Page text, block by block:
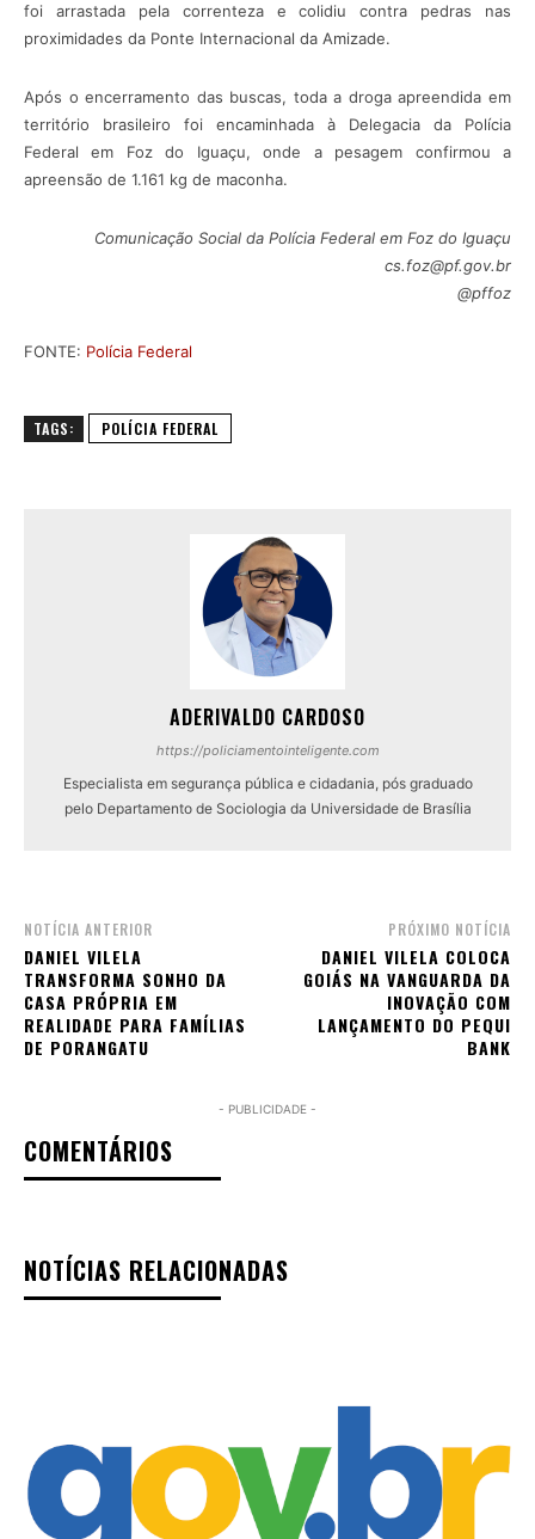
foi arrastada pela correnteza e colidiu contra pedras nas
proximidades da Ponte Internacional da Amizade.
Após o encerramento das buscas, toda a droga apreendida em
território brasileiro foi encaminhada à Delegacia da Polícia
Federal em Foz do Iguaçu, onde a pesagem confirmou a
apreensão de 1.161 kg de maconha.
Comunicação Social da Polícia Federal em Foz do Iguaçu
cs.foz@pf.gov.br
@pffoz
FONTE: Polícia Federal
TAGS: POLÍCIA FEDERAL
ADERIVALDO CARDOSO
https://policiamentointeligente.com
Especialista em segurança pública e cidadania, pós graduado
pelo Departamento de Sociologia da Universidade de Brasília
NOTÍCIA ANTERIOR
DANIEL VILELA
TRANSFORMA SONHO DA
CASA PRÓPRIA EM
REALIDADE PARA FAMÍLIAS
DE PORANGATU
PRÓXIMO NOTÍCIA
DANIEL VILELA COLOCA
GOIÁS NA VANGUARDA DA
INOVAÇÃO COM
LANÇAMENTO DO PEQUI
BANK
- PUBLICIDADE -
COMENTÁRIOS
NOTÍCIAS RELACIONADAS